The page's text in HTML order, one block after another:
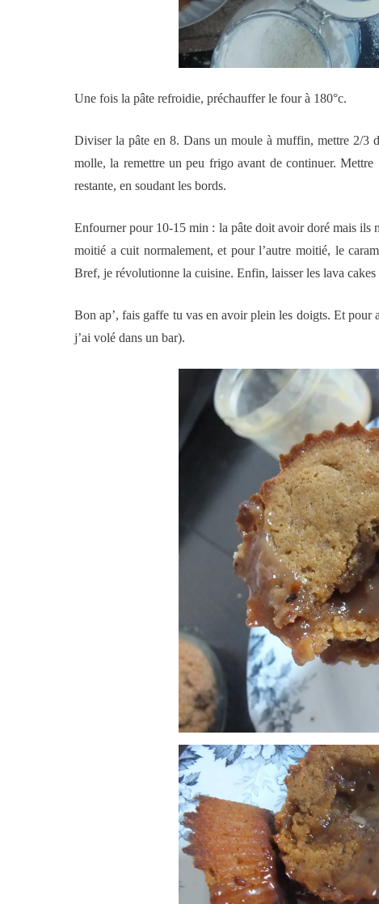
Une fois la pâte refroidie, préchauffer le four à 180°c.
Diviser la pâte en 8. Dans un moule à muffin, mettre 2/3
molle, la remettre un peu frigo avant de continuer.
restante, en soudant les bords.
Enfourner pour 10-15 min : la pâte doit avoir doré mais ils
moitié a cuit normalement, et pour l’autre moitié, le
Bref, je révolutionne la cuisine. Enfin, laisser les lava
Bon ap’, fais gaffe tu vas en avoir plein les doigts. Et pour
j’ai volé dans un bar).